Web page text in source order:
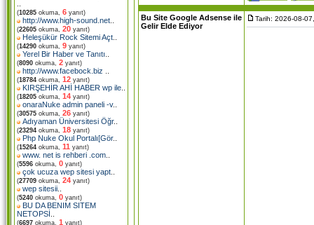
(10285 okuma, 6 yanıt)
http://www.high-sound.net
(22605 okuma, 20 yanıt)
Heleşükür Rock Sitemi Açt
(14290 okuma, 9 yanıt)
Yerel Bir Haber ve Tanıtı
(8090 okuma, 2 yanıt)
http://www.facebock.biz
(18784 okuma, 12 yanıt)
KIRŞEHİR AHİ HABER wp ile
(18205 okuma, 14 yanıt)
onaraNuke admin paneli -v..
(30575 okuma, 26 yanıt)
Adıyaman Üniversitesi Öğr..
(23294 okuma, 18 yanıt)
Php Nuke Okul Portalı[Gör..
(15264 okuma, 11 yanıt)
www. net is rehberi .com
(5596 okuma, 0 yanıt)
çok ucuza wep sitesi yapt
(27709 okuma, 24 yanıt)
wep sitesii
(5240 okuma, 0 yanıt)
BU DA BENIM SITEM
NETOPSİ
(6697 okuma, 1 yanıt)
Bu Site Google Adsense ile
Gelir Elde Ediyor
Tarih: 2026-08-